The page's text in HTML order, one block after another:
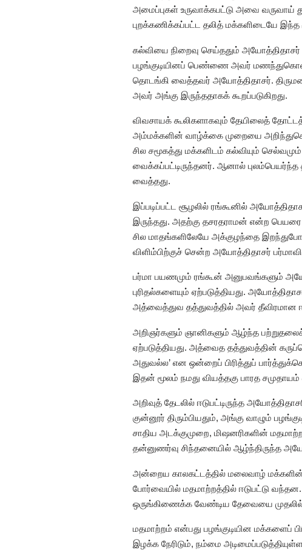
அமைப்புகள் உருவாக்கபட்டு அவை வருவாய்
புறக்கணிக்கப்பட்ட தலித் மக்களிடையே இந்த
கல்வியை நிறைவு செய்ததும் அயோத்திதாசர்
பழங்குடியினப் பெண்ணை அவர்
தொடங்கி வைத்தவர் அயோத்திதாசர்.
அவர் அங்கு இருந்ததாகக் கூறப்படுகிறது.
விவசாயக் கூலிகளாகவும் தேயிலைத்
அம்மக்களின் வாழ்க்கை முறையை
சில சமூகத்து மக்களிடம் கல்வியும்
வைக்கப்பட்டிருந்தனர். ஆனால் புலம்பெயர்ந்த
வைத்தது.
இப்படிப்பட்ட சூழலில் ரங்கூனில்
இருந்தது. அதற்கு தசரதராமன் என்ற
சில மாதங்களிலேயே அக்குழந்தை
விளிம்பிற்குச் சென்ற அயோத்திதாசர்
பர்மா பயணமும் ரங்கூன் அனுபவங்களும்
புரிதல்களையும் ஏற்படுத்தியது.
அத்வைத்துவ தத்துவத்தில் அவர் தீவிரமான
அறிஞர்களும் ஞானிகளும் ஆழ்ந்த
ஏற்படுத்தியது. அத்வைத தத்துவத்தின்
அதுவல்ல’ என ஒன்றைப் பிரித்துப்
இதன் மூலம் நமது வியத்தகு பாரத
அறிவுத் தேடலில் ஈடுபட்டிருந்த
குன்னூர் திரும்பியதும், அங்கு வாழும்
சாதிய அடக்குமுறை, மிஷனரிகளின்
தன்னுணர்வு சிந்தனையில் ஆழ்ந்திருந்த
அன்றைய காலகட்டத்தில் மலைவாழ் மக்களின்
போர்வையில் மதமாற்றத்தில் ஈடுபட்டு
ஒருங்கிணைக்க வேண்டிய தேவையை
மதமாற்றம் என்பது பழங்குடியின மக்களைப்
இழக்க நேரிடும், நம்மை